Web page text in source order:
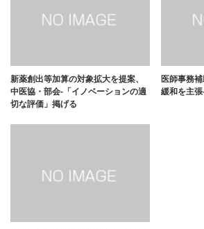
新薬創出等加算の対象拡大を提案、
中医協・部会-「イノベーションの適
切な評価」掲げる
医師事務
緩和を主